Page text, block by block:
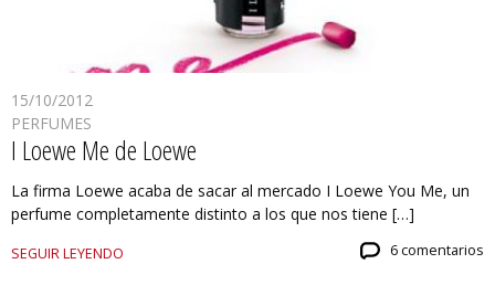
15/10/2012
PERFUMES
I Loewe Me de Loewe
La firma Loewe acaba de sacar al mercado I Loewe You Me, un
perfume completamente distinto a los que nos tiene […]
SEGUIR LEYENDO 6 comentarios